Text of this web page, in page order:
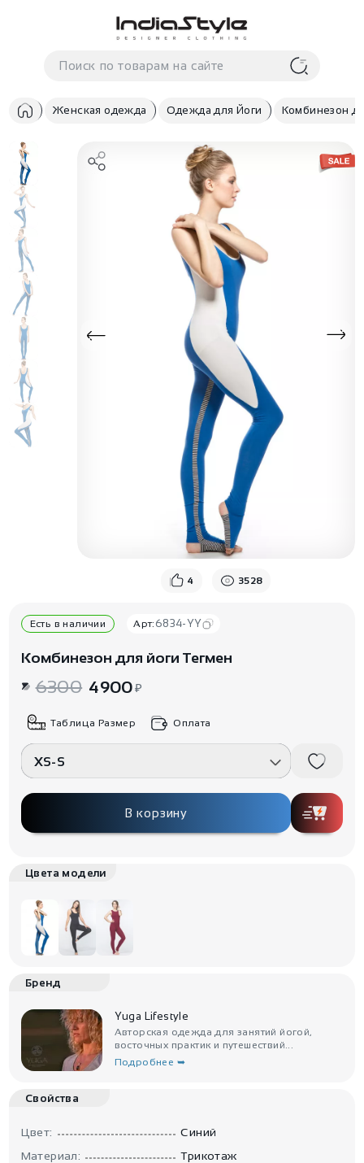
Корзина
В корзиненеттоваров
Корзина покупок пуста..
Женская одежда Одежда для Йоги Комбинезон
4 3528
Есть в наличии Арт: 6834-YY
Комбинезон для йоги Тегмен
6300 4900₽
Таблица Размер Оплата
XS-S
В корзину
Цвета модели
Бренд
Yuga Lifestyle
Авторская одежда для занятий йогой,
восточных практик и путешествий...
Подробнее ➥
Свойства
Цвет:
Синий
Материал:
Трикотаж